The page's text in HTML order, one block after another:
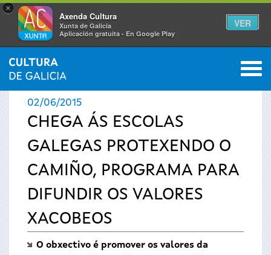
×
Axenda Cultura
Xunta de Galicia
Aplicación gratuíta - En Google Play
VER
Vostede
está
aquí
INICIO › ACTUALIDADE 0
02/06/2015
CHEGA ÁS ESCOLAS
GALEGAS PROTEXENDO O
CAMIÑO, PROGRAMA PARA
DIFUNDIR OS VALORES
XACOBEOS
O obxectivo é promover os valores da